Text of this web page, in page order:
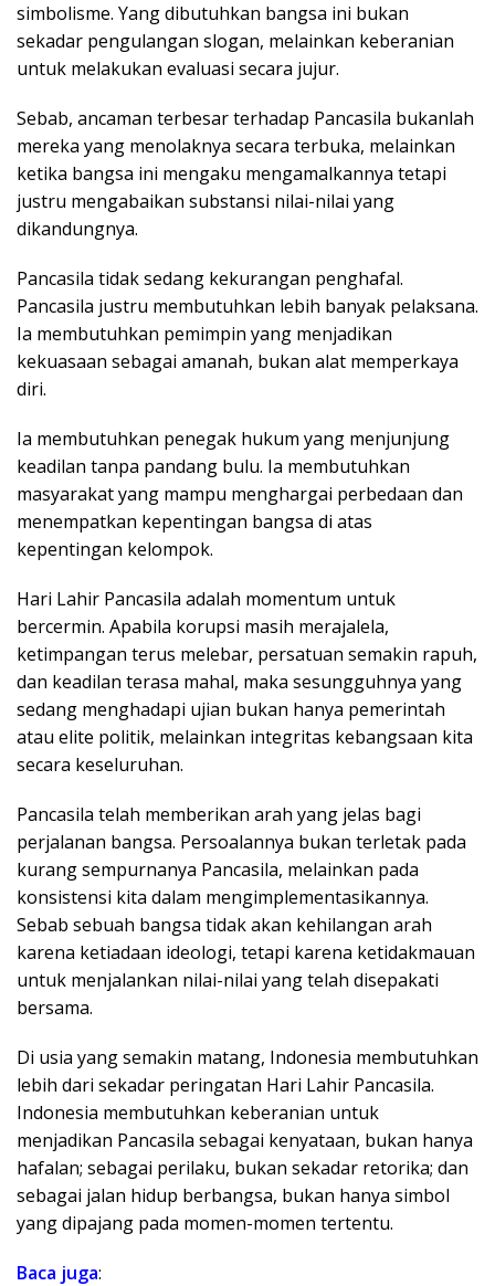
simbolisme. Yang dibutuhkan bangsa ini bukan
sekadar pengulangan slogan, melainkan keberanian
untuk melakukan evaluasi secara jujur.
Sebab, ancaman terbesar terhadap Pancasila bukanlah
mereka yang menolaknya secara terbuka, melainkan
ketika bangsa ini mengaku mengamalkannya tetapi
justru mengabaikan substansi nilai-nilai yang
dikandungnya.
Pancasila tidak sedang kekurangan penghafal.
Pancasila justru membutuhkan lebih banyak pelaksana.
Ia membutuhkan pemimpin yang menjadikan
kekuasaan sebagai amanah, bukan alat memperkaya
diri.
Ia membutuhkan penegak hukum yang menjunjung
keadilan tanpa pandang bulu. Ia membutuhkan
masyarakat yang mampu menghargai perbedaan dan
menempatkan kepentingan bangsa di atas
kepentingan kelompok.
Hari Lahir Pancasila adalah momentum untuk
bercermin. Apabila korupsi masih merajalela,
ketimpangan terus melebar, persatuan semakin rapuh,
dan keadilan terasa mahal, maka sesungguhnya yang
sedang menghadapi ujian bukan hanya pemerintah
atau elite politik, melainkan integritas kebangsaan kita
secara keseluruhan.
Pancasila telah memberikan arah yang jelas bagi
perjalanan bangsa. Persoalannya bukan terletak pada
kurang sempurnanya Pancasila, melainkan pada
konsistensi kita dalam mengimplementasikannya.
Sebab sebuah bangsa tidak akan kehilangan arah
karena ketiadaan ideologi, tetapi karena ketidakmauan
untuk menjalankan nilai-nilai yang telah disepakati
bersama.
Di usia yang semakin matang, Indonesia membutuhkan
lebih dari sekadar peringatan Hari Lahir Pancasila.
Indonesia membutuhkan keberanian untuk
menjadikan Pancasila sebagai kenyataan, bukan hanya
hafalan; sebagai perilaku, bukan sekadar retorika; dan
sebagai jalan hidup berbangsa, bukan hanya simbol
yang dipajang pada momen-momen tertentu.
Baca juga: